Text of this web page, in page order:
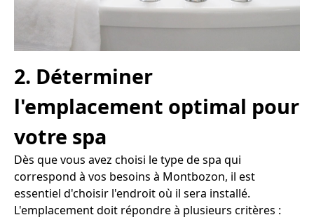
2. Déterminer
l'emplacement optimal pour
votre spa
Dès que vous avez choisi le type de spa qui
correspond à vos besoins à Montbozon, il est
essentiel d'choisir l'endroit où il sera installé.
L'emplacement doit répondre à plusieurs critères :